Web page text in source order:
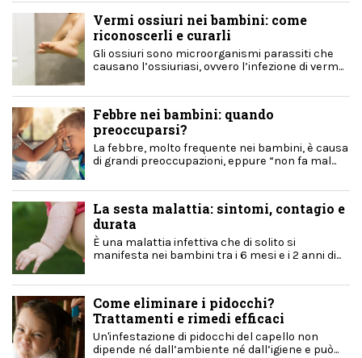
Vermi ossiuri nei bambini: come
riconoscerli e curarli
Gli ossiuri sono microorganismi parassiti che
causano l’ossiuriasi, ovvero l’infezione di verm...
Febbre nei bambini: quando
preoccuparsi?
La febbre, molto frequente nei bambini, è causa
di grandi preoccupazioni, eppure “non fa mal...
La sesta malattia: sintomi, contagio e
durata
È una malattia infettiva che di solito si
manifesta nei bambini tra i 6 mesi e i 2 anni di...
Come eliminare i pidocchi?
Trattamenti e rimedi efficaci
Un'infestazione di pidocchi del capello non
dipende né dall’ambiente né dall’igiene e può...